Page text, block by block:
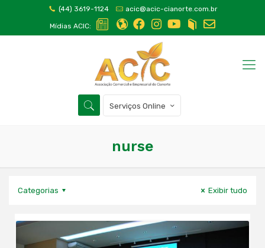
(44) 3619-1124 acic@acic-cianorte.com.br
Mídias ACIC:
Serviços Online
nurse
Categorias Exibir tudo